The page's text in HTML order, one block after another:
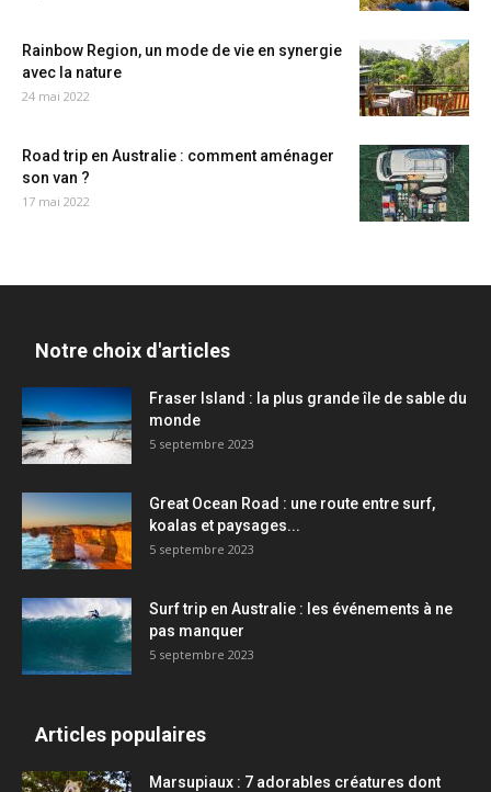
Rainbow Region, un mode de vie en synergie
avec la nature
24 mai 2022
Road trip en Australie : comment aménager
son van ?
17 mai 2022
Notre choix d'articles
Fraser Island : la plus grande île de sable du
monde
5 septembre 2023
Great Ocean Road : une route entre surf,
koalas et paysages...
5 septembre 2023
Surf trip en Australie : les événements à ne
pas manquer
5 septembre 2023
Articles populaires
Marsupiaux : 7 adorables créatures dont